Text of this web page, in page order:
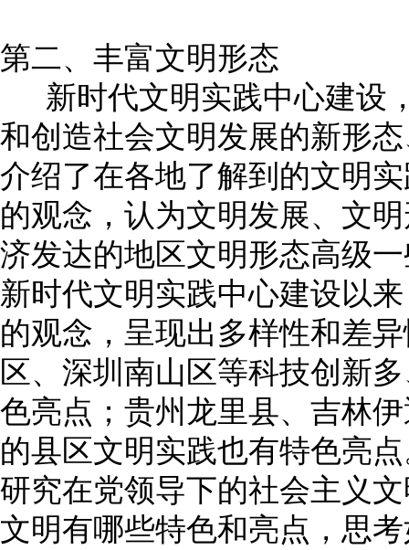
第二、丰富文明形态
新时代文明实践中心建设
和创造社会文明发展的新形
介绍了在各地了解到的文明
的观念，认为文明发展、文
济发达的地区文明形态高级
新时代文明实践中心建设以
的观念，呈现出多样性和差
区、深圳南山区等科技创新
色亮点；贵州龙里县、吉林
的县区文明实践也有特色亮
研究在党领导下的社会主义
文明有哪些特色和亮点，思